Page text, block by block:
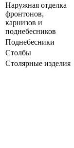
Наружная отделка
фронтонов,
карнизов и
поднебесников
Поднебесники
Столбы
Столярные изделия